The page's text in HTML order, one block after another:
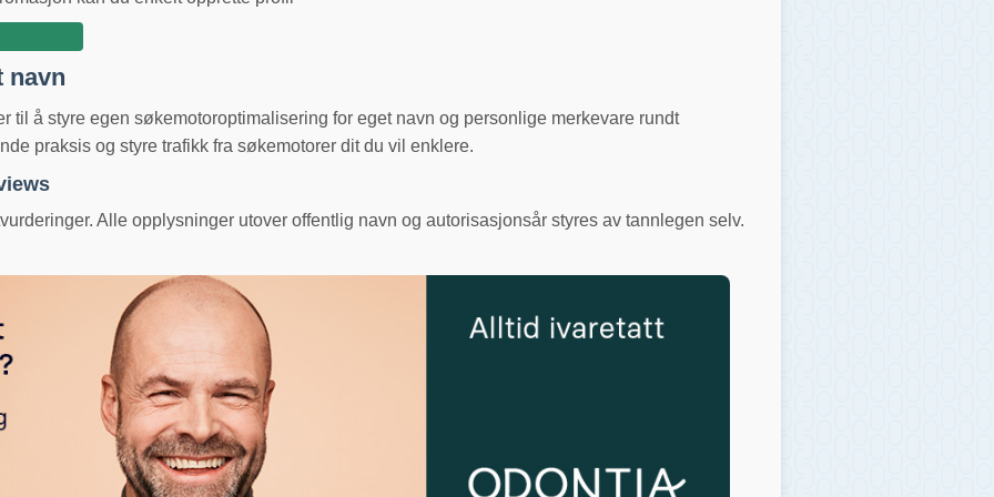
navn
til å styre egen søkemotoroptimalisering for eget navn og personlige merkevare rundt
praksis og styre trafikk fra søkemotorer dit du vil enklere.
Alle opplysninger utover offentlig navn og autorisasjonsår styres av tannlegen selv.